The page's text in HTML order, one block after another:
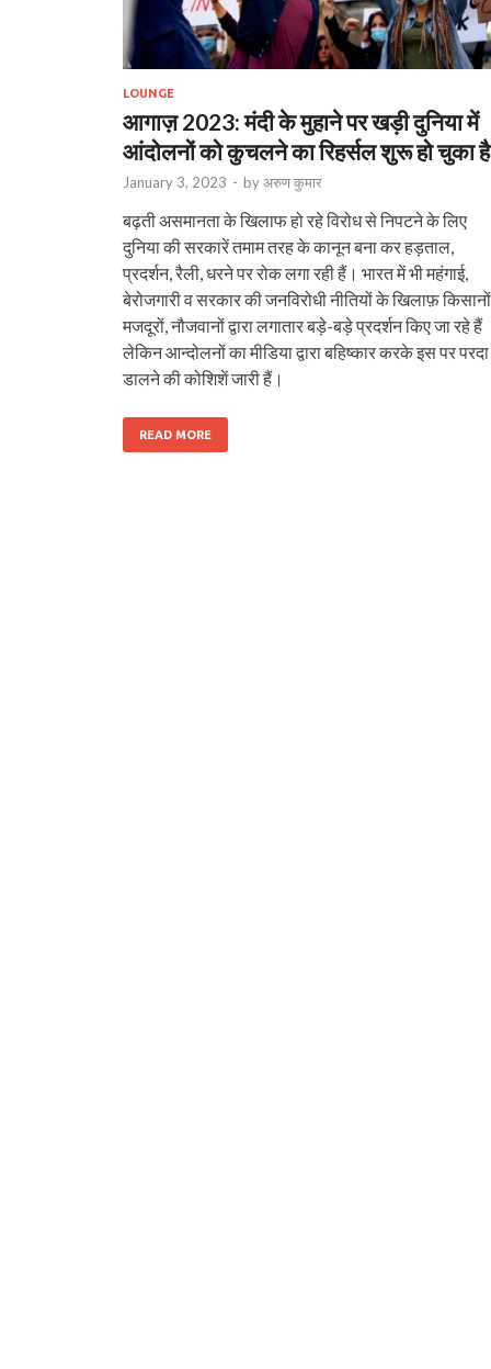
LOUNGE
आगाज़ 2023: मंदी के मुहाने पर खड़ी दुनिया में
आंदोलनों को कुचलने का रिहर्सल शुरू हो चुका
January 3, 2023 - byअरुण कुमार
बढ़ती असमानता के खिलाफ हो रहे विरोध से निपटने के लिए
दुनिया की सरकारें तमाम तरह के कानून बना कर हड़ताल,
प्रदर्शन, रैली, धरने पर रोक लगा रही हैं। भारत में भी महंगाई,
बेरोजगारी व सरकार की जनविरोधी नीतियों के खिलाफ़
मजदूरों, नौजवानों द्वारा लगातार बड़े-बड़े प्रदर्शन किए जा रहे हैं
लेकिन आन्दोलनों का मीडिया द्वारा बहिष्कार करके इस पर परदा
डालने की कोशिशें जारी हैं।
READ MORE